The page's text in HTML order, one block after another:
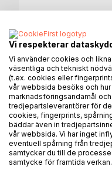
En historisk
Han var son
kronan var
Sveriges
Likväl blev
Vi respekterar dataskydd
Vi använder cookies och
väsentliga och tekniskt
(t.ex. cookies eller
vår webbsida besöks och
marknadsföringsändamål
tredjepartsleverantörer för
cookies, fingerprints,
bäddar även in
vår webbsida. Vi har inget
eventuell spårning från
samtycker du till de
samtycke för framtida